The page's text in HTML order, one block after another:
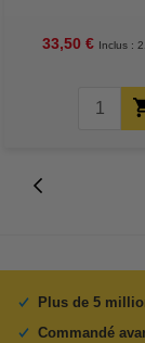
33,50 € Inclus :
Plus de 5
Commandé